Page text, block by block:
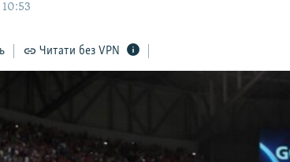
Читати без VPN